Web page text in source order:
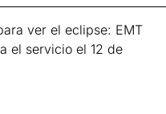
ver el eclipse: EMT
el servicio el 12 de